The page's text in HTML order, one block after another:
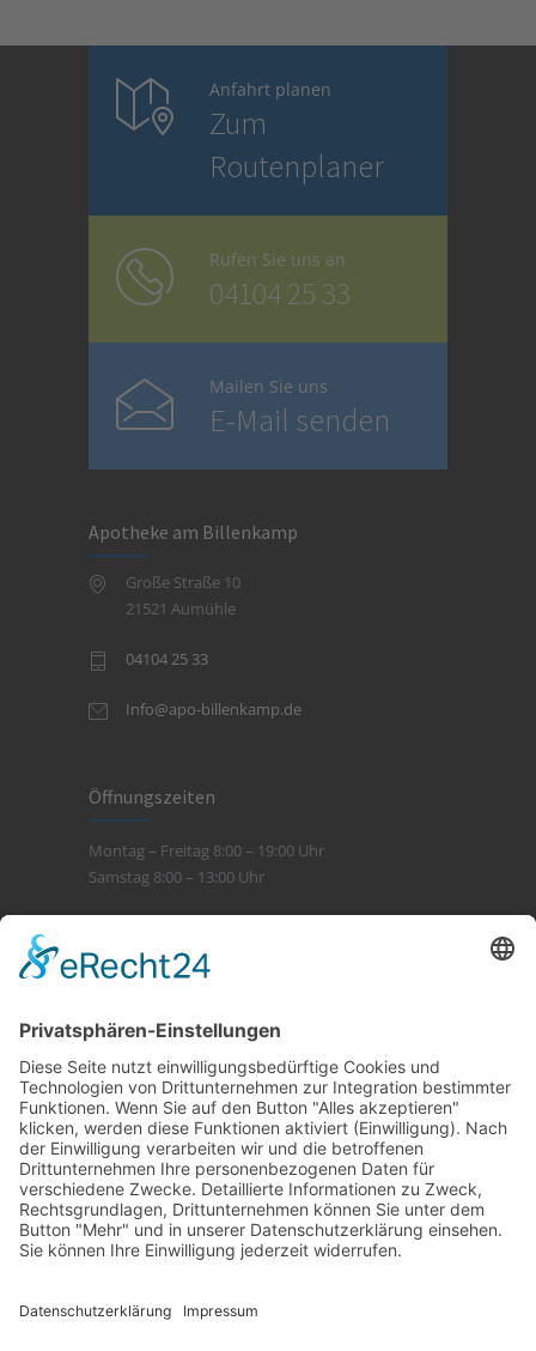
Anfahrt planen
Zum
Routenplaner
Rufen Sie uns an
04104 25 33
Mailen Sie uns
E-Mail senden
Apotheke am Billenkamp
Große Straße 10
21521 Aumühle
04104 25 33
Info@apo-billenkamp.de
Öffnungszeiten
Montag – Freitag 8:00 – 19:00 Uhr
Samstag 8:00 – 13:00 Uhr
Leistungen
> Beratung
> Kompetenz
> Service